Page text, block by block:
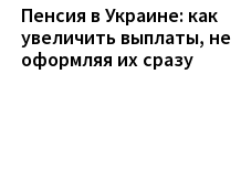
Пенсия в Украине: как
увеличить выплаты, не
оформляя их сразу